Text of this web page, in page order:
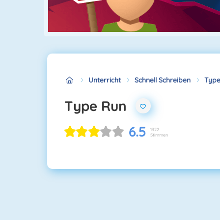
Unterricht Schnell Schreiben
Type Run
6.5
1322
Stimmen